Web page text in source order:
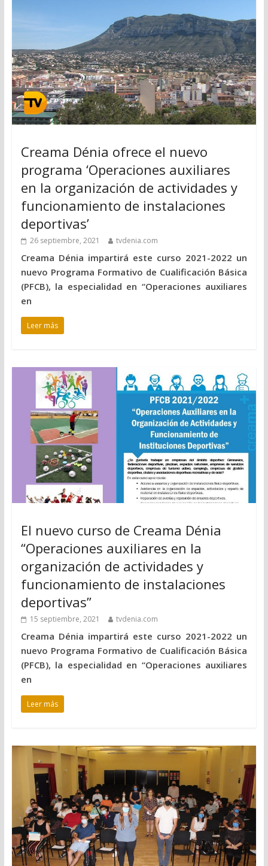
Creama Dénia ofrece el nuevo
programa ‘Operaciones auxiliares
en la organización de actividades y
funcionamiento de instalaciones
deportivas’
26 septiembre, 2021 tvdenia.com
Creama Dénia impartirá este curso 2021-2022 un
nuevo Programa Formativo de Cualificación Básica
(PFCB), la especialidad en “Operaciones auxiliares
en
Leer más
El nuevo curso de Creama Dénia
“Operaciones auxiliares en la
organización de actividades y
funcionamiento de instalaciones
deportivas”
15 septiembre, 2021 tvdenia.com
Creama Dénia impartirá este curso 2021-2022 un
nuevo Programa Formativo de Cualificación Básica
(PFCB), la especialidad en “Operaciones auxiliares
en
Leer más